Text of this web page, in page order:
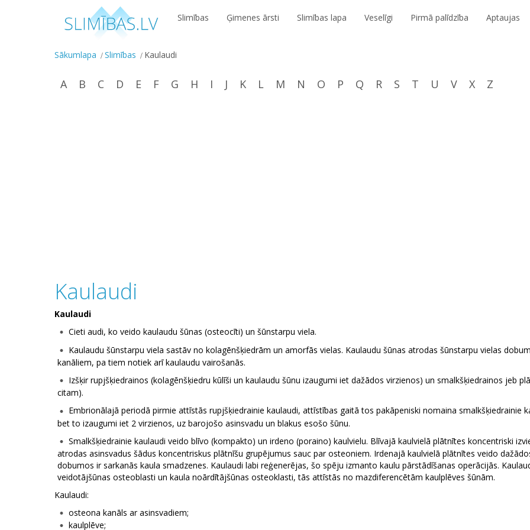
Slimības Ģimenes ārsti Slimības lapa Veselīgi Pirmā palīdzība Aptaujas
Sākumlapa Slimības Kaulaudi
A B C D E F G H I J K L M N O P Q R S T U V X Z
Kaulaudi
Kaulaudi
Cieti audi, ko veido kaulaudu šūnas (osteocīti) un šūnstarpu viela.
Kaulaudu šūnstarpu viela sastāv no kolagēnšķiedrām un amorfās vielas. Kaulaudu šūnas atrodas šūnstarpu vielas
kanāliem, pa tiem notiek arī kaulaudu vairošanās.
Izšķir rupjšķiedrainos (kolagēnšķiedru kūlīši un kaulaudu šūnu izaugumi iet dažādos virzienos) un smalkšķiedrainos jeb
citam).
Embrionālajā periodā pirmie attīstās rupjšķiedrainie kaulaudi, attīstības gaitā tos pakāpeniski nomaina smalkšķiedrainie
bet to izaugumi iet 2 virzienos, uz barojošo asinsvadu un blakus esošo šūnu.
Smalkšķiedrainie kaulaudi veido blīvo (kompakto) un irdeno (poraino) kaulvielu. Blīvajā kaulvielā plātnītes koncentriski
atrodas asinsvadus šādus koncentriskus plātnīšu grupējumus sauc par osteoniem. Irdenajā kaulvielā plātnītes veido
dobumos ir sarkanās kaula smadzenes. Kaulaudi labi reģenerējas, šo spēju izmanto kaulu pārstādīšanas operācijās.
veidotājšūnas osteoblasti un kaula noārdītājšūnas osteoklasti, tās attīstās no mazdiferencētām kaulplēves šūnām.
Kaulaudi:
osteona kanāls ar asinsvadiem;
kaulplēve;